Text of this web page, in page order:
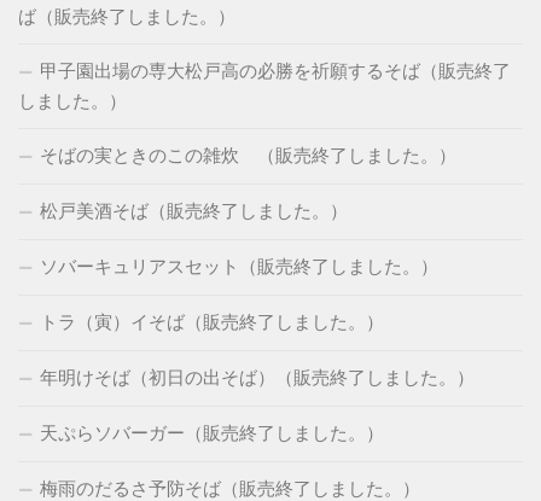
ば（販売終了しました。）
甲子園出場の専大松戸高の必勝を祈願するそば（販売終了
しました。）
そばの実ときのこの雑炊 （販売終了しました。）
松戸美酒そば（販売終了しました。）
ソバーキュリアスセット（販売終了しました。）
トラ（寅）イそば（販売終了しました。）
年明けそば（初日の出そば）（販売終了しました。）
天ぷらソバーガー（販売終了しました。）
梅雨のだるさ予防そば（販売終了しました。）